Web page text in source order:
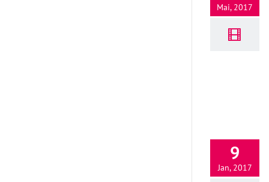
Mai, 2017
9
Jan, 2017